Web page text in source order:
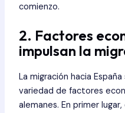
comienzo.
2. Factores
impulsan la
La migración hacia
variedad de factores
alemanes. En primer